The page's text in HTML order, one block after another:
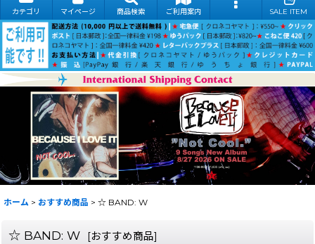
カテゴリ マイページ 商品検索 ご利用案内 SALE ITEM
ホーム > おすすめ商品 > ☆ BAND: W
☆ BAND: W [おすすめ商品]